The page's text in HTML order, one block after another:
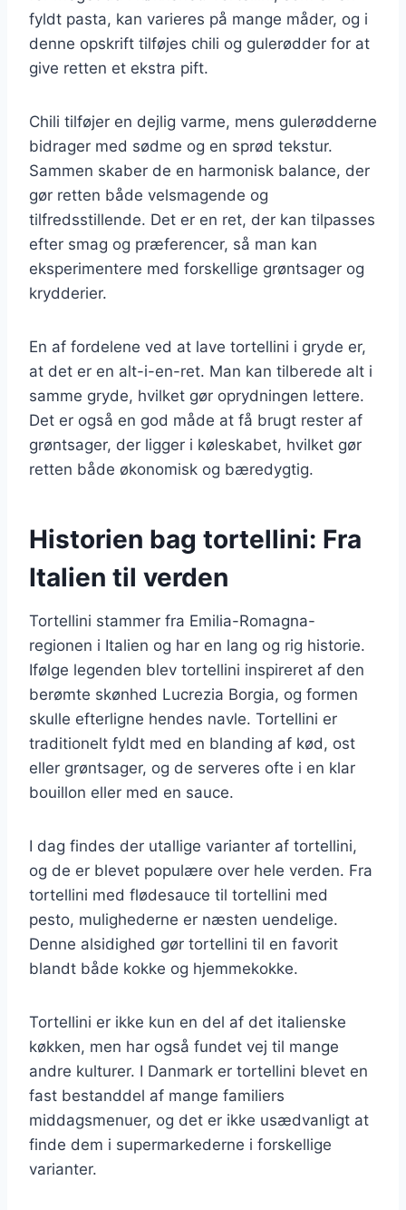
fyldt pasta, kan varieres på mange måder, og i
denne opskrift tilføjes chili og gulerødder for at
give retten et ekstra pift.
Chili tilføjer en dejlig varme, mens gulerødderne
bidrager med sødme og en sprød tekstur.
Sammen skaber de en harmonisk balance, der
gør retten både velsmagende og
tilfredsstillende. Det er en ret, der kan tilpasses
efter smag og præferencer, så man kan
eksperimentere med forskellige grøntsager og
krydderier.
En af fordelene ved at lave tortellini i gryde er,
at det er en alt-i-en-ret. Man kan tilberede alt i
samme gryde, hvilket gør oprydningen lettere.
Det er også en god måde at få brugt rester af
grøntsager, der ligger i køleskabet, hvilket gør
retten både økonomisk og bæredygtig.
Historien bag tortellini: Fra
Italien til verden
Tortellini stammer fra Emilia-Romagna-
regionen i Italien og har en lang og rig historie.
Ifølge legenden blev tortellini inspireret af den
berømte skønhed Lucrezia Borgia, og formen
skulle efterligne hendes navle. Tortellini er
traditionelt fyldt med en blanding af kød, ost
eller grøntsager, og de serveres ofte i en klar
bouillon eller med en sauce.
I dag findes der utallige varianter af tortellini,
og de er blevet populære over hele verden. Fra
tortellini med flødesauce til tortellini med
pesto, mulighederne er næsten uendelige.
Denne alsidighed gør tortellini til en favorit
blandt både kokke og hjemmekokke.
Tortellini er ikke kun en del af det italienske
køkken, men har også fundet vej til mange
andre kulturer. I Danmark er tortellini blevet en
fast bestanddel af mange familiers
middagsmenuer, og det er ikke usædvanligt at
finde dem i supermarkederne i forskellige
varianter.